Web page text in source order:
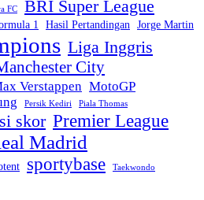
FC BRI Super League
1 Hasil Pertandingan Jorge Martin
Liga Inggris
City
Verstappen MotoGP
Persik Kediri Piala Thomas
skor Premier League
Madrid
sportybase Taekwondo